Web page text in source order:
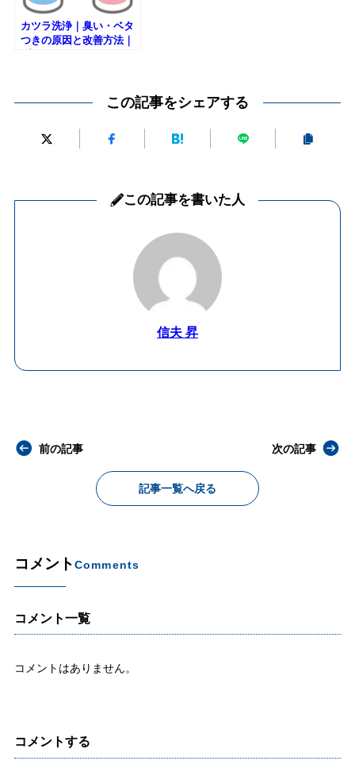
カツラ洗浄｜臭い・ベタ
つきの原因と改善方法｜
この記事をシェアする
この記事を書いた人
信夫 昇
前の記事
記事一覧へ戻る
次の記事
コメントComments
コメント一覧
コメントはありません。
コメントする